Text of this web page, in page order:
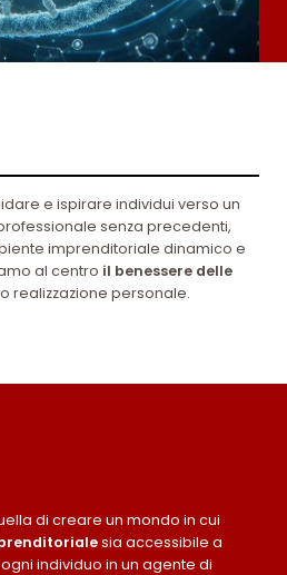
e ispirare individui verso un
senza precedenti,
imprenditoriale dinamico e
al centro il benessere delle
realizzazione personale.
di creare un mondo in cui
sia accessibile a
individuo in un agente di